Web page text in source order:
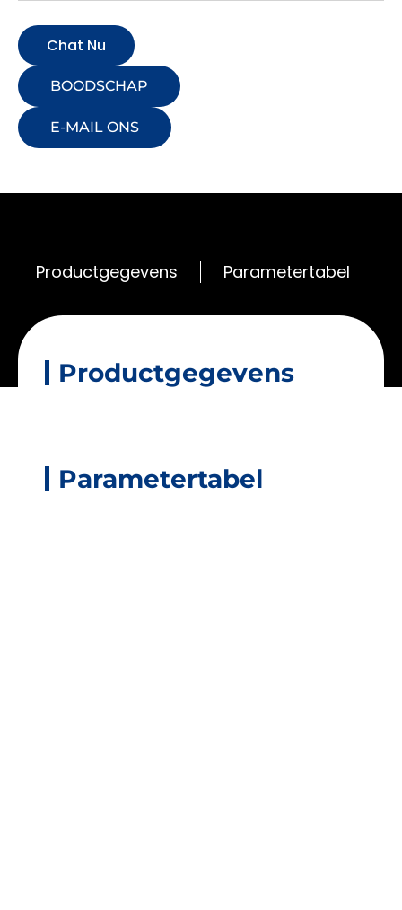
Chat Nu
BOODSCHAP
E-MAIL ONS
Productgegevens Parametertabel
Productgegevens
Parametertabel